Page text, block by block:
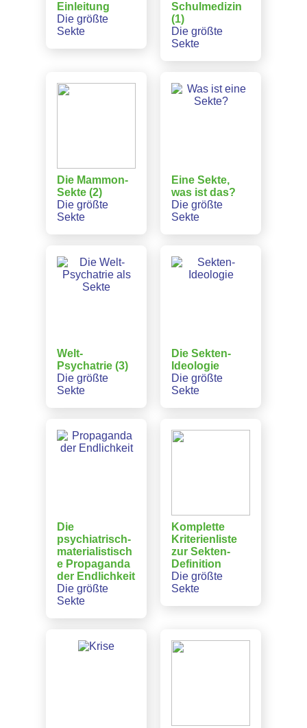
Einleitung
Die größte
Sekte
Schulmedizin
(1)
Die größte
Sekte
Die Mammon-
Sekte (2)
Die größte
Sekte
Eine Sekte,
was ist das?
Die größte
Sekte
Welt-
Psychatrie (3)
Die größte
Sekte
Die Sekten-
Ideologie
Die größte
Sekte
Die
psychiatrisch-
materialistisch
e Propaganda
der Endlichkeit
Die größte
Sekte
Komplette
Kriterienliste
zur Sekten-
Definition
Die größte
Sekte